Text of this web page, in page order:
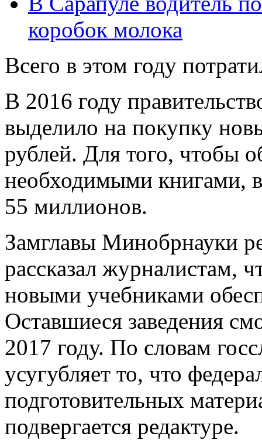
коробок молока
Всего в этом году
В 2016 году
выделило на покупку
рублей. Для того, чтобы
необходимыми книгами,
55 миллионов.
Замглавы Минобрнауки
рассказал журналистам,
новыми учебниками
Оставшиеся заведения
2017 году. По словам
усугубляет то, что
подготовительных
подвергается редактуре.